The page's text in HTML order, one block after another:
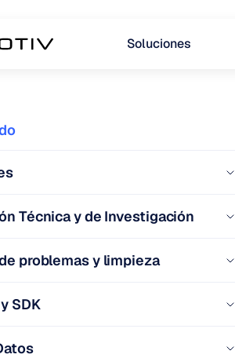
Soluciones
Técnica y de Investigación
problemas y limpieza
SDK